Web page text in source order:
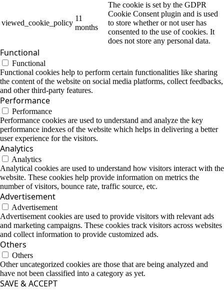
viewed_cookie_policy
11
months
The cookie is set by the GDPR
Cookie Consent plugin and is used
to store whether or not user has
consented to the use of cookies. It
does not store any personal data.
Functional
Functional
Functional cookies help to perform certain functionalities like sharing
the content of the website on social media platforms, collect feedbacks,
and other third-party features.
Performance
Performance
Performance cookies are used to understand and analyze the key
performance indexes of the website which helps in delivering a better
user experience for the visitors.
Analytics
Analytics
Analytical cookies are used to understand how visitors interact with the
website. These cookies help provide information on metrics the
number of visitors, bounce rate, traffic source, etc.
Advertisement
Advertisement
Advertisement cookies are used to provide visitors with relevant ads
and marketing campaigns. These cookies track visitors across websites
and collect information to provide customized ads.
Others
Others
Other uncategorized cookies are those that are being analyzed and
have not been classified into a category as yet.
SAVE & ACCEPT